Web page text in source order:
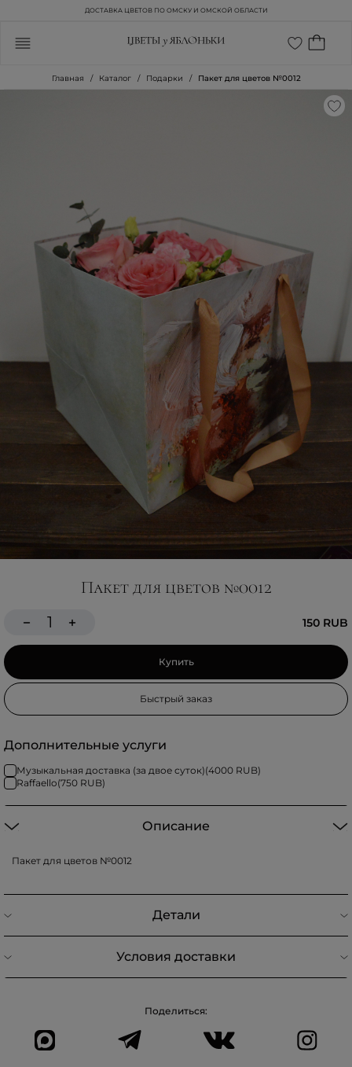
ДОСТАВКА ЦВЕТОВ ПО ОМСКУ И ОМСКОЙ ОБЛАСТИ
Главная Каталог Подарки Пакет для цветов №0012
Пакет для цветов №0012
150 RUB
Купить
Быстрый заказ
Дополнительные услуги
Музыкальная доставка (за двое суток)(4000 RUB)
Raffaello(750 RUB)
Описание
Пакет для цветов №0012
Детали
Условия доставки
Поделиться: